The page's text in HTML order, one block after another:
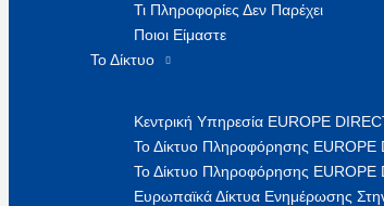
Τι Πληροφορίες Δεν Παρέχει
Ποιοι Είμαστε
Το Δίκτυο
Κεντρική Υπηρεσία EUROPE
Το Δίκτυο Πληροφόρησης EUROPE
Το Δίκτυο Πληροφόρησης EUROPE
Ευρωπαϊκά Δίκτυα Ενημέρωσης